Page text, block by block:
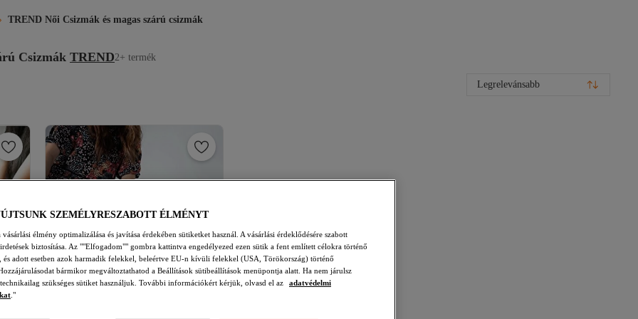
TREND Női Csizmák és magas szárú csizmák
Csizmák TREND2+ termék
Legrelevánsabb
SZEMÉLYRESZABOTT ÉLMÉNYT
élmény optimalizálása és javítása érdekében sütiketket használ. A vásárlási érdeklődésére szabott
biztosítása. Az ""Elfogadom"" gombra kattintva engedélyezed ezen sütik a fent említett célokra történő
és adott esetben azok harmadik felekkel, beleértve EU-n kívüli felekkel (USA, Törökország) történő
bármikor megváltoztathatod a Beállítások sütibeállítások menüpontja alatt. Ha nem járulsz
szükséges sütiket használjuk. További információkért kérjük, olvasd el az
adatvédelmi
."